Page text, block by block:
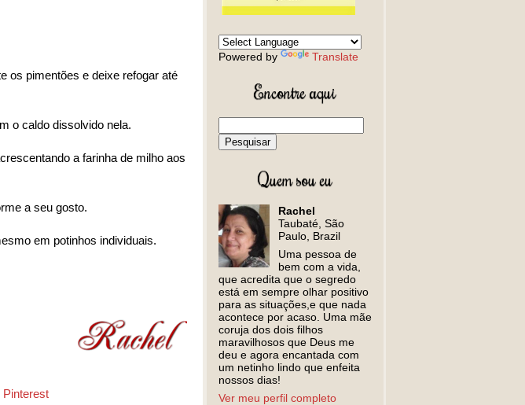
os pimentões e deixe refogar até
o caldo dissolvido nela.
a farinha de milho aos
a seu gosto.
em potinhos individuais.
Powered by Translate
Encontre aqui
Quem sou eu
Rachel
Taubaté, São
Paulo, Brazil
Uma pessoa de
bem com a vida,
que acredita que o segredo
está em sempre olhar positivo
para as situações,e que nada
acontece por acaso. Uma mãe
coruja dos dois filhos
maravilhosos que Deus me
deu e agora encantada com
um netinho lindo que enfeita
nossos dias!
Ver meu perfil completo